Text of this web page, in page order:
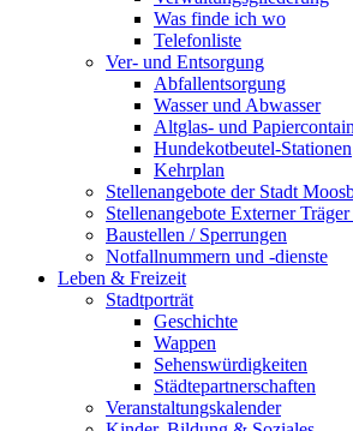
Was finde ich wo
Telefonliste
Ver- und Entsorgung
Abfallentsorgung
Wasser und Abwasser
Altglas- und
Hundekotbeutel-Stationen
Kehrplan
Stellenangebote der Stadt
Stellenangebote Externer
Baustellen / Sperrungen
Notfallnummern und -dienste
Leben & Freizeit
Stadtporträt
Geschichte
Wappen
Sehenswürdigkeiten
Städtepartnerschaften
Veranstaltungskalender